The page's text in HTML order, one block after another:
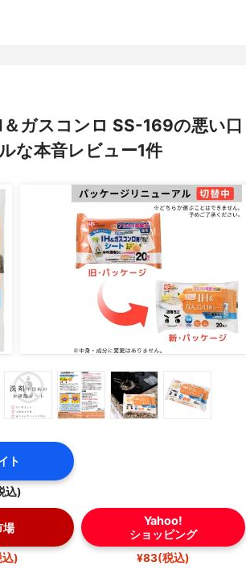
ガスコンロ SS-169の悪い口
な本音レビュー1件
ト
込)
場
)
Yahoo!
ショッピング
¥83(税込)